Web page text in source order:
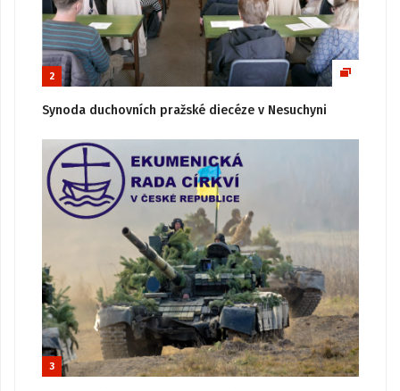
2
Synoda duchovních pražské diecéze v Nesuchyni
3